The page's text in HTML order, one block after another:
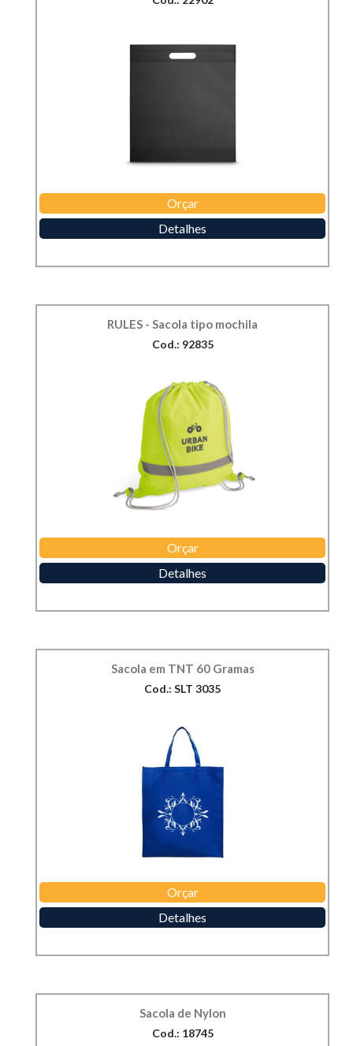
Orçar
Detalhes
RULES - Sacola tipo mochila
Cod.: 92835
Orçar
Detalhes
Sacola em TNT 60 Gramas
Cod.: SLT 3035
Orçar
Detalhes
Sacola de Nylon
Cod.: 18745